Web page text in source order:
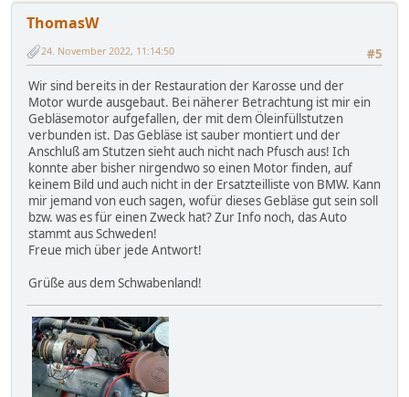
ThomasW
#5
24. November 2022, 11:14:50
Wir sind bereits in der Restauration der Karosse und der
Motor wurde ausgebaut. Bei näherer Betrachtung ist mir ein
Gebläsemotor aufgefallen, der mit dem Öleinfüllstutzen
verbunden ist. Das Gebläse ist sauber montiert und der
Anschluß am Stutzen sieht auch nicht nach Pfusch aus! Ich
konnte aber bisher nirgendwo so einen Motor finden, auf
keinem Bild und auch nicht in der Ersatzteilliste von BMW. Kann
mir jemand von euch sagen, wofür dieses Gebläse gut sein soll
bzw. was es für einen Zweck hat? Zur Info noch, das Auto
stammt aus Schweden!
Freue mich über jede Antwort!
Grüße aus dem Schwabenland!